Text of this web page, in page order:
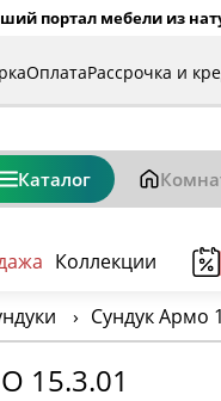
портал мебели из
ОплатаРассрочка и
Каталог
Коллекции
› Сундук Армо
15.3.01